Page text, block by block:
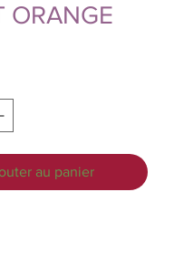
ORANGE
au panier